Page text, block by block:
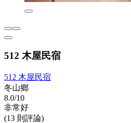
512 木屋民宿
512 木屋民宿
冬山鄉
8.0/10
非常好
(13 則評論)